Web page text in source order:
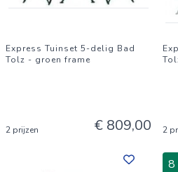
Express Tuinset 5-delig Bad
Tolz - groen frame
2 prijzen € 809,00 2
8